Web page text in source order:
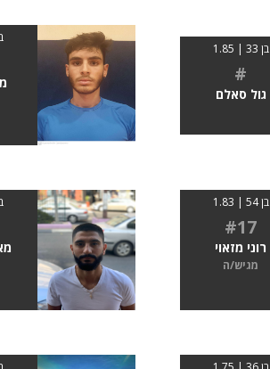
בן 33 | 1.85
#
גול סאלם
בן
בן 54 | 1.83
#17
רוני מזאוי
מגיש/ה
בן